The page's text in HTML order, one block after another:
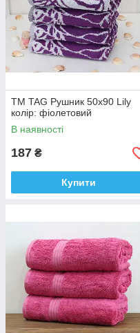
ТМ TAG Рушник 50х90 Lily
колір: фіолетовий
В наявності
187 ₴
Купити